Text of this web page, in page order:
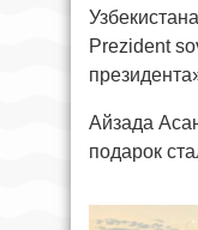
Prezident
Айзада
подарок